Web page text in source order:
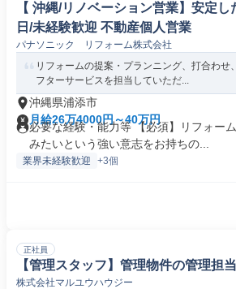
【 沖縄/リノベーション営業】安定
日/未経験歓迎 不動産個人営業
パナソニック リフォーム株式会社
リフォームの提案・プランニング、打合わせ
フターサービスを担当していただ...
沖縄県浦添市
月給26万4000円～40万円
必要な経験・能力等 【必須】リフォー
みたいという強い意志をお持ちの...
業界未経験歓迎 +3個
正社員
【管理スタッフ】管理物件の管理
株式会社マルユウハウジー